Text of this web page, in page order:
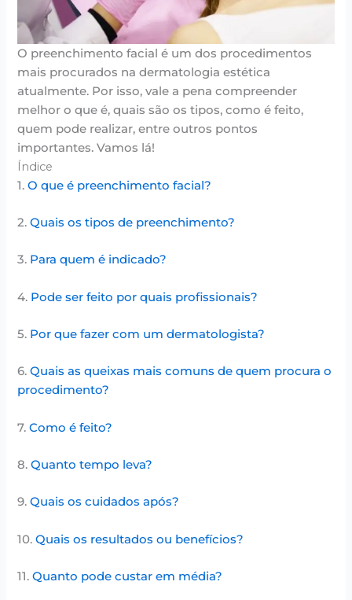
O preenchimento facial é um dos procedimentos
mais procurados na dermatologia estética
atualmente. Por isso, vale a pena compreender
melhor o que é, quais são os tipos, como é feito,
quem pode realizar, entre outros pontos
importantes. Vamos lá!
Índice
1.O que é preenchimento facial?
2.Quais os tipos de preenchimento?
3. Para quem é indicado?
4. Pode ser feito por quais profissionais?
5. Por que fazer com um dermatologista?
6.Quais as queixas mais comuns de quem procura o
procedimento?
7.Como é feito?
8.Quanto tempo leva?
9.Quais os cuidados após?
10.Quais os resultados ou benefícios?
11.Quanto pode custar em média?